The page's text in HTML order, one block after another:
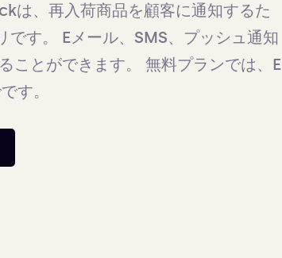
は、再入荷商品を顧客に通知するた
す。 Eメール、SMS、プッシュ通知
ことができます。 無料プランでは、E
す。